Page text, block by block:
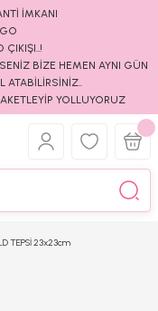
İMKANI
ÇIKIŞI..!
BİZE HEMEN AYNI GÜN
ATABİLİRSİNİZ..
YOLLUYORUZ